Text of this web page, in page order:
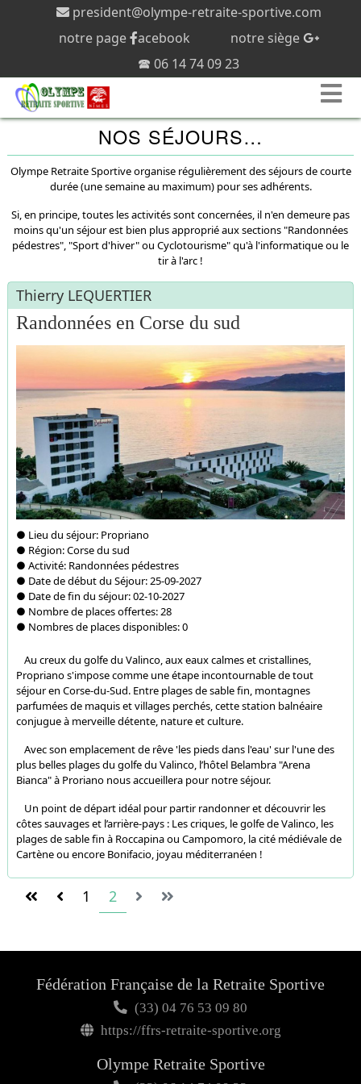
president@olympe-retraite-sportive.com
notre page
acebook
notre siège
🕿 06 14 74 09 23
NOS SÉJOURS…
Olympe Retraite Sportive organise régulièrement des séjours de courte
durée (une semaine au maximum) pour ses adhérents.
Si, en principe, toutes les activités sont concernées, il n'en demeure pas
moins qu'un séjour est bien plus approprié aux sections "Randonnées
pédestres", "Sport d'hiver" ou Cyclotourisme" qu'à l'informatique ou le
tir à l'arc !
Thierry LEQUERTIER
Randonnées en Corse du sud
● Lieu du séjour: Propriano
● Région:Corse du sud
● Activité: Randonnées pédestres
● Date de début du Séjour:25-09-2027
● Date de fin du séjour:02-10-2027
● Nombre de places offertes:28
● Nombres de places disponibles:0
Au creux du golfe du Valinco, aux eaux calmes et cristallines,
Propriano s'impose comme une étape incontournable de tout
séjour en Corse-du-Sud. Entre plages de sable fin, montagnes
parfumées de maquis et villages perchés, cette station balnéaire
conjugue à merveille détente, nature et culture.
Avec son emplacement de rêve 'les pieds dans l'eau' sur l'une des
plus belles plages du golfe du Valinco, l’hôtel Belambra "Arena
Bianca" à Proriano nous accueillera pour notre séjour.
Un point de départ idéal pour partir randonner et découvrir les
côtes sauvages et l’arrière-pays : Les criques, le golfe de Valinco, les
plages de sable fin à Roccapina ou Campomoro, la cité médiévale de
Cartène ou encore Bonifacio, joyau méditerranéen !
1 2
Fédération Française de la Retraite Sportive
(33) 04 76 53 09 80
https://ffrs-retraite-sportive.org
Olympe Retraite Sportive